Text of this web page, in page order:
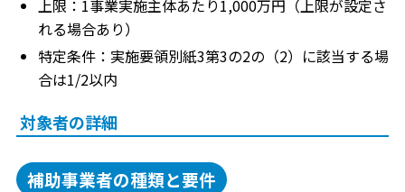
上限：1事業実施主体あたり1,000万円（上限が設定さ
れる場合あり）
特定条件：実施要領別紙3第3の2の（2）に該当する場
合は1/2以内
対象者の詳細
補助事業者の種類と要件